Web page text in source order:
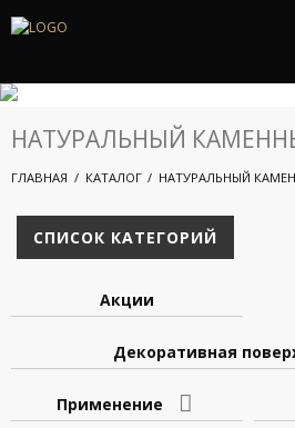
НАТУРАЛЬНЫЙ
ГЛАВНАЯ КАТАЛОГ НАТУРАЛЬНЫЙ
СПИСОК КАТЕГОРИЙ
Акции
Декоративная
Применение